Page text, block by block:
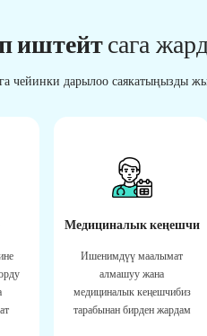
иштейтсага
чейинки дарылоо саякатыңызды
Медициналык кеңешчи
Ишенимдүү маалымат
алмашуу жана
медициналык кеңешчибиз
тарабынан бирден жардам